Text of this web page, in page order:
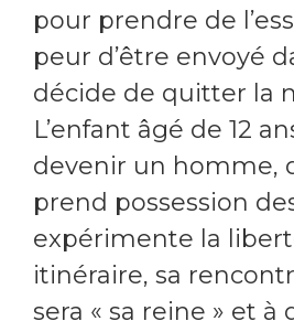
pour prendre de
peur d’être envoyé
décide de quitter la
L’enfant âgé de 12
devenir un homme,
prend possession
expérimente la
itinéraire, sa
sera « sa reine » et à